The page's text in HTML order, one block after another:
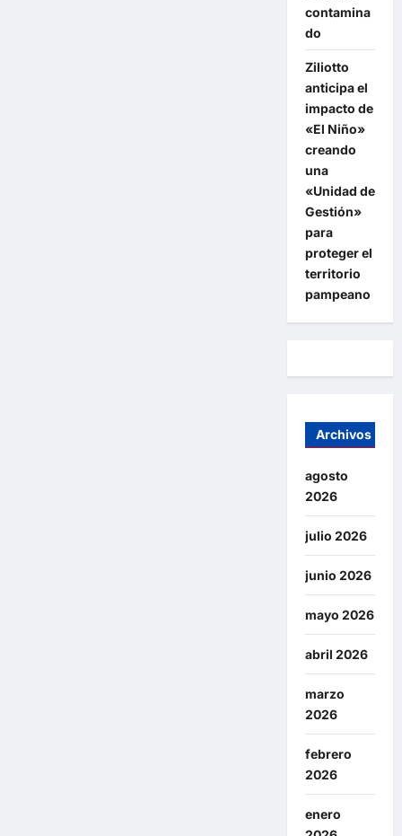
contamina
do
Ziliotto
anticipa el
impacto de
«El Niño»
creando
una
«Unidad de
Gestión»
para
proteger el
territorio
pampeano
Archivos
agosto
2026
julio 2026
junio 2026
mayo 2026
abril 2026
marzo
2026
febrero
2026
enero